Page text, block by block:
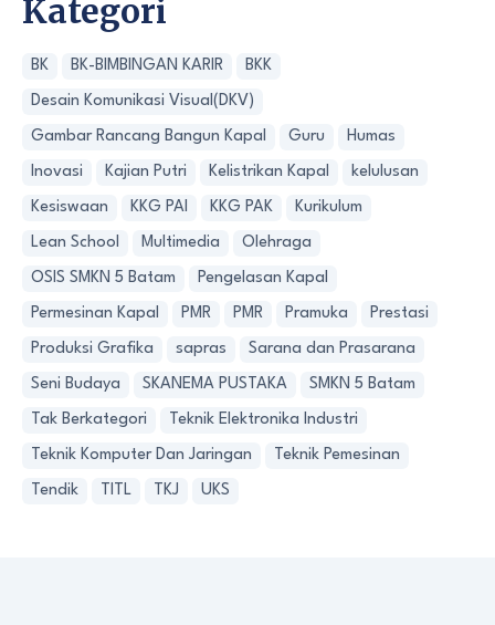
Kategori
BK BK-BIMBINGAN KARIR BKK
Desain Komunikasi Visual(DKV)
Gambar Rancang Bangun Kapal Guru Humas
Inovasi Kajian Putri Kelistrikan Kapal kelulusan
Kesiswaan KKG PAI KKG PAK Kurikulum
Lean School Multimedia Olehraga
OSIS SMKN 5 Batam Pengelasan Kapal
Permesinan Kapal PMR PMR Pramuka Prestasi
Produksi Grafika sapras Sarana dan Prasarana
Seni Budaya SKANEMA PUSTAKA SMKN 5 Batam
Tak Berkategori Teknik Elektronika Industri
Teknik Komputer Dan Jaringan Teknik Pemesinan
Tendik TITL TKJ UKS